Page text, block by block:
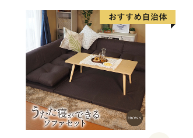
たたみ 10cm シングルマットレス
日用品 腰痛改善 滋賀県 豊郷町